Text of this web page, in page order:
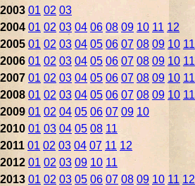
2003 01 02 03
2004 01 02 03 04 06 08 09 10 11 12
2005 01 02 03 04 05 06 07 08 09 10 11
2006 01 02 03 04 05 06 07 08 09 10 11
2007 01 02 03 04 05 06 07 08 09 10 11
2008 01 02 03 04 05 06 07 08 09 10 11
2009 01 02 04 05 06 07 09 10
2010 01 03 04 05 08 11
2011 01 02 03 04 07 11 12
2012 01 02 03 09 10 11
2013 01 02 03 05 06 07 08 09 10 11 12